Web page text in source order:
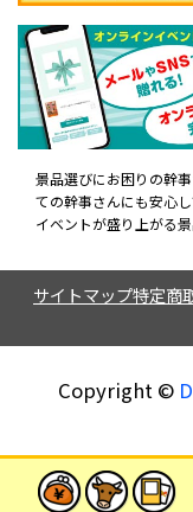
景品選びにお困りの幹
ての幹事さんにも安心
イベントが盛り上がる
サイトマップ特定商
Copyright ©︎